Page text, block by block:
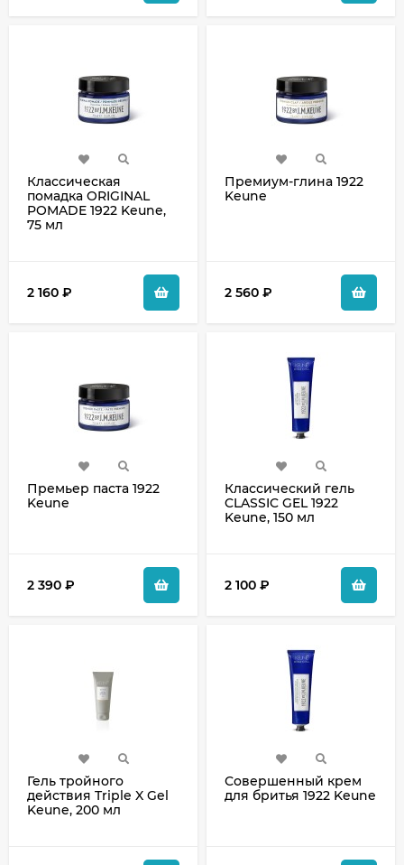
Классическая
помадка ORIGINAL
POMADE 1922 Keune,
75 мл
2 160 ₽
Премиум-глина 1922
Keune
2 560 ₽
Премьер паста 1922
Keune
2 390 ₽
Классический гель
CLASSIC GEL 1922
Keune, 150 мл
2 100 ₽
Гель тройного
действия Triple X Gel
Keune, 200 мл
Совершенный крем
для бритья 1922 Keune